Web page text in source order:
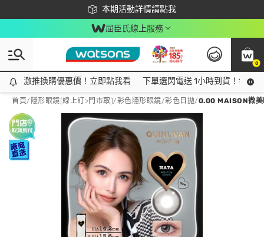
本期活動詳情請點我
下載app最高回饋$350
屈臣氏線上服務
0
激推換購優惠價！立即點我看
激推換購優惠價！立即點我看 下單選閃電送 1小時到貨！領神
首頁/ 隱形眼鏡[線上訂>門市取]/彩色隱形眼鏡/彩色日拋/0.00 MAISON微美